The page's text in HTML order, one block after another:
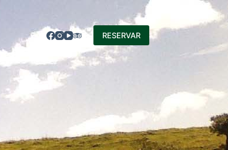
RESERVAR